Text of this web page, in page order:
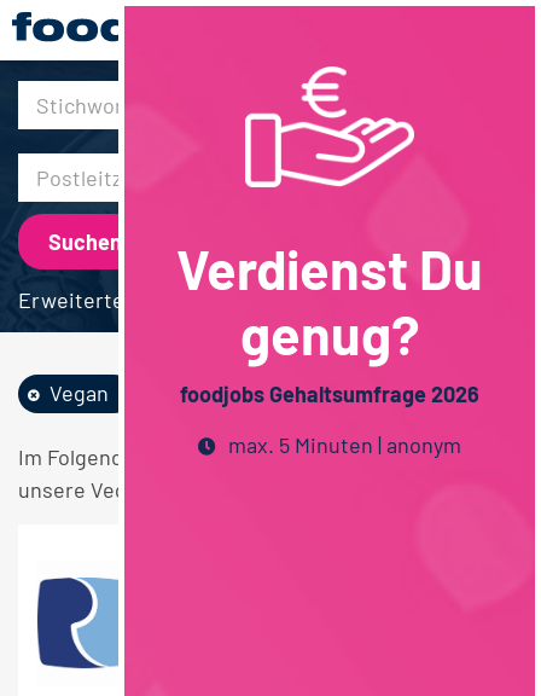
30km
Erweiterte Suche
Vegan Vertrieb
Im Folgenden finden Sie einen Überblick über alle
unsere Vegan Vertrieb Stellen.
Verdienst Du
genug?
foodjobs Gehaltsumfrage 2026
max. 5 Minuten | anonym